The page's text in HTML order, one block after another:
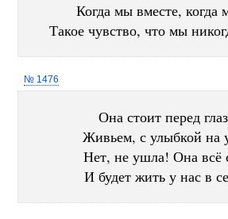
Когда мы вместе, когда
Такое чувство, что мы
№ 1476
Она стоит перед
Живьем, с улыбкой на
Нет, не ушла! Она всё
И будет жить у нас в